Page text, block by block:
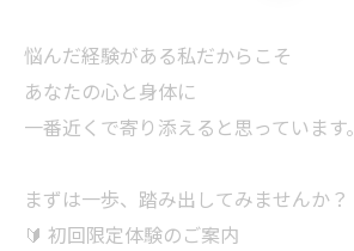
悩んだ経験がある私だからこそ
あなたの心と身体に
一番近くで寄り添えると思っています。
まずは一歩、踏み出してみませんか？
🔰 初回限定体験のご案内